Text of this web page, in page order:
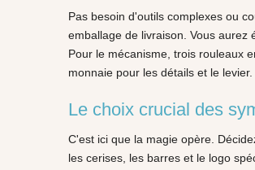
Pas besoin d'outils complexes ou
emballage de livraison. Vous
Pour le mécanisme, trois rouleaux
monnaie pour les détails et le levier.
Le choix crucial des
C'est ici que la magie opère.
les cerises, les barres et le logo